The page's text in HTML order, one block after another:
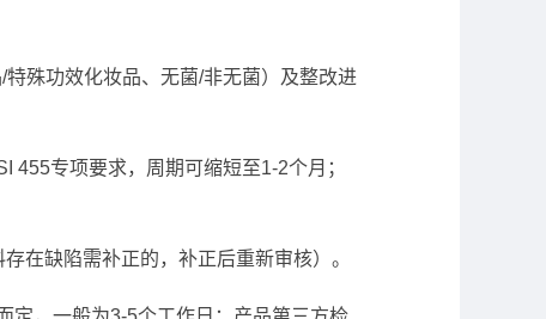
殊功效化妆品、无菌/非无菌）及整改进
455专项要求，周期可缩短至1-2个月；
在缺陷需补正的，补正后重新审核）。